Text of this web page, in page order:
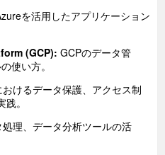
を活用したアプリケーション
(GCP): GCPのデータ管
使い方。
けるデータ保護、アクセス制
。
処理、データ分析ツールの活